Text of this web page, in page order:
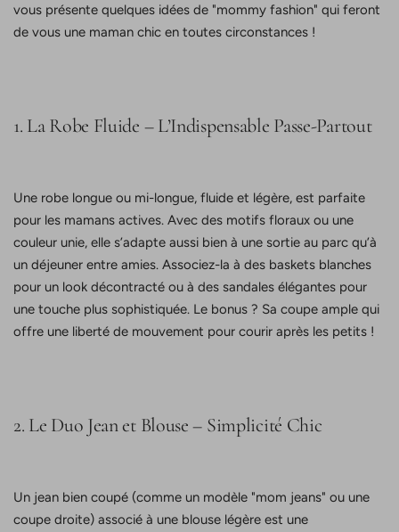
vous présente quelques idées de "mommy fashion" qui feront
de vous une maman chic en toutes circonstances !
1. La Robe Fluide – L’Indispensable Passe-Partout
Une robe longue ou mi-longue, fluide et légère, est parfaite
pour les mamans actives. Avec des motifs floraux ou une
couleur unie, elle s’adapte aussi bien à une sortie au parc qu’à
un déjeuner entre amies. Associez-la à des baskets blanches
pour un look décontracté ou à des sandales élégantes pour
une touche plus sophistiquée. Le bonus ? Sa coupe ample qui
offre une liberté de mouvement pour courir après les petits !
2. Le Duo Jean et Blouse – Simplicité Chic
Un jean bien coupé (comme un modèle "mom jeans" ou une
coupe droite) associé à une blouse légère est une